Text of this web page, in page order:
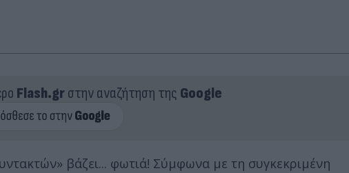
Flash.grστην αναζήτηση της Google
βάζει... φωτιά! Σύμφωνα με τη συγκεκριμένη